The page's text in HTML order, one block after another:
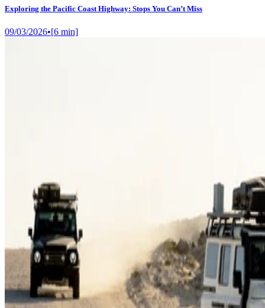
Exploring the Pacific Coast Highway: Stops You Can’t Miss
09/03/2026•[6 min]